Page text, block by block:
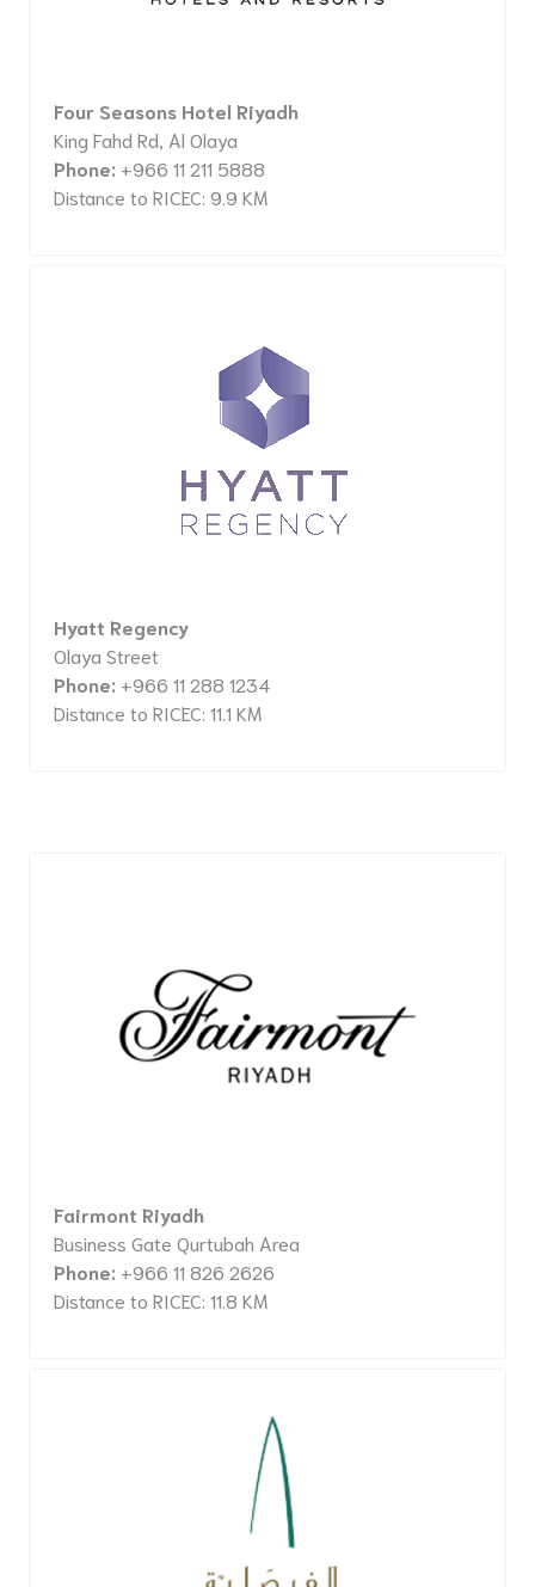
Four Seasons Hotel Riyadh
King Fahd Rd, Al Olaya
Phone: +966 11 211 5888
Distance to RICEC: 9.9 KM
Hyatt Regency
Olaya Street
Phone: +966 11 288 1234
Distance to RICEC: 11.1 KM
Fairmont Riyadh
Business Gate Qurtubah Area
Phone: +966 11 826 2626
Distance to RICEC: 11.8 KM